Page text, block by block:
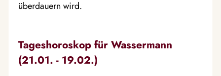
überdauern wird.
Tageshoroskop für Wassermann
(21.01. - 19.02.)